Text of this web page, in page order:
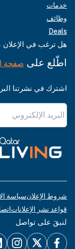
خدمات
وظائف
Deals
هل ترغب في
اطّلع على صفحة
اشترك في نشرتنا
شروط الإعلانسياسة
قواعد نشر الإعلانات
لنبقَ على تواصل